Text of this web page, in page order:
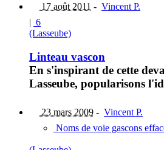
17 août 2011 - Vincent P.
| 6
(Lasseube)
Linteau vascon
En s'inspirant de cette
Lasseube, popularisons
23 mars 2009 - Vincent P.
Noms de voie gascons